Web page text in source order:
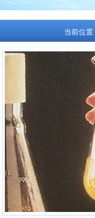
当前位置